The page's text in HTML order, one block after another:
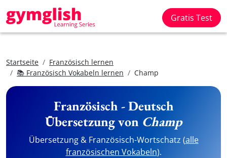
Gratis Test
Startseite
Französisch lernen
📚 Französisch Vokabeln lernen
Champ
Französisch - Deutsch
Übersetzung von Champ
Übersetzung & Französisch-Wortschatz (alle
französischen Vokabeln).